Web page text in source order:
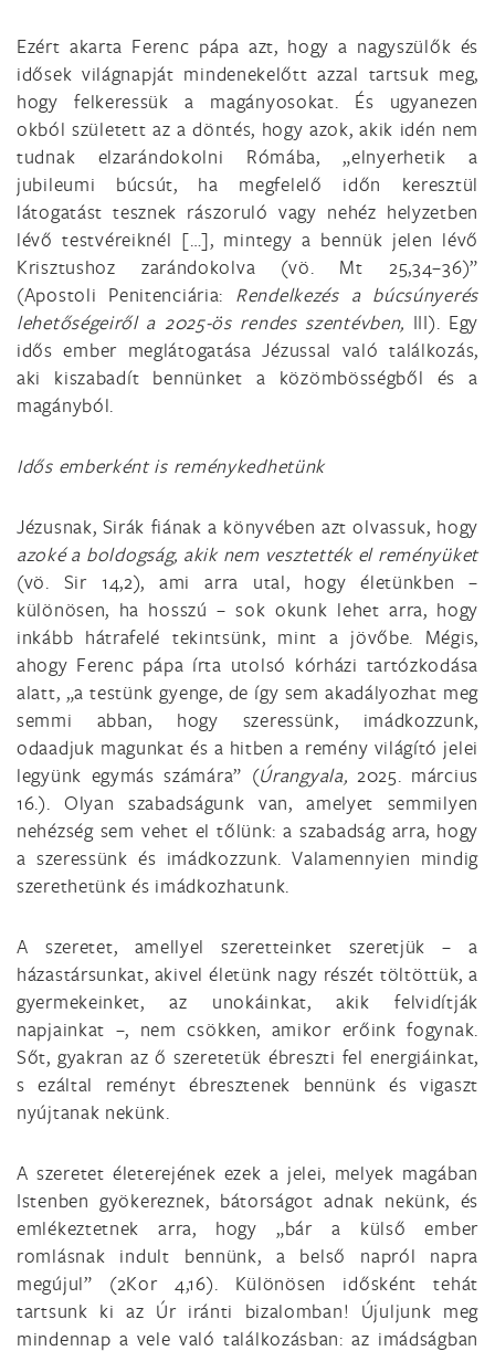
Ezért akarta Ferenc pápa azt, hogy a nagyszülők és
idősek világnapját mindenekelőtt azzal tartsuk meg,
hogy felkeressük a magányosokat. És ugyanezen
okból született az a döntés, hogy azok, akik idén nem
tudnak elzarándokolni Rómába, „elnyerhetik a
jubileumi búcsút, ha megfelelő időn keresztül
látogatást tesznek rászoruló vagy nehéz helyzetben
lévő testvéreiknél […], mintegy a bennük jelen lévő
Krisztushoz zarándokolva (vö. Mt 25,34–36)”
(Apostoli Penitenciária: Rendelkezés a búcsúnyerés
lehetőségeiről a 2025-ös rendes szentévben, III). Egy
idős ember meglátogatása Jézussal való találkozás,
aki kiszabadít bennünket a közömbösségből és a
magányból.
Idős emberként is reménykedhetünk
Jézusnak, Sirák fiának a könyvében azt olvassuk, hogy
azoké a boldogság, akik nem vesztették el reményüket
(vö. Sir 14,2), ami arra utal, hogy életünkben –
különösen, ha hosszú – sok okunk lehet arra, hogy
inkább hátrafelé tekintsünk, mint a jövőbe. Mégis,
ahogy Ferenc pápa írta utolsó kórházi tartózkodása
alatt, „a testünk gyenge, de így sem akadályozhat meg
semmi abban, hogy szeressünk, imádkozzunk,
odaadjuk magunkat és a hitben a remény világító jelei
legyünk egymás számára” (Úrangyala, 2025. március
16.). Olyan szabadságunk van, amelyet semmilyen
nehézség sem vehet el tőlünk: a szabadság arra, hogy
a szeressünk és imádkozzunk. Valamennyien mindig
szerethetünk és imádkozhatunk.
A szeretet, amellyel szeretteinket szeretjük – a
házastársunkat, akivel életünk nagy részét töltöttük, a
gyermekeinket, az unokáinkat, akik felvidítják
napjainkat –, nem csökken, amikor erőink fogynak.
Sőt, gyakran az ő szeretetük ébreszti fel energiáinkat,
s ezáltal reményt ébresztenek bennünk és vigaszt
nyújtanak nekünk.
A szeretet életerejének ezek a jelei, melyek magában
Istenben gyökereznek, bátorságot adnak nekünk, és
emlékeztetnek arra, hogy „bár a külső ember
romlásnak indult bennünk, a belső napról napra
megújul” (2Kor 4,16). Különösen idősként tehát
tartsunk ki az Úr iránti bizalomban! Újuljunk meg
mindennap a vele való találkozásban: az imádságban